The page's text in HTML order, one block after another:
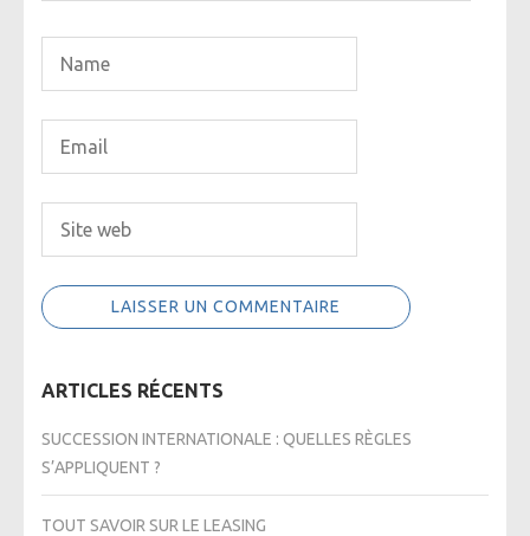
ARTICLES RÉCENTS
SUCCESSION INTERNATIONALE : QUELLES RÈGLES
S’APPLIQUENT ?
TOUT SAVOIR SUR LE LEASING